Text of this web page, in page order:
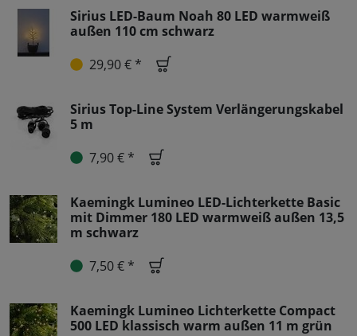
Sirius LED-Baum Noah 80 LED warmweiß
außen 110 cm schwarz
29,90 € *
Sirius Top-Line System Verlängerungskabel
5 m
7,90 € *
Kaemingk Lumineo LED-Lichterkette Basic
mit Dimmer 180 LED warmweiß außen 13,5
m schwarz
7,50 € *
Kaemingk Lumineo Lichterkette Compact
500 LED klassisch warm außen 11 m grün